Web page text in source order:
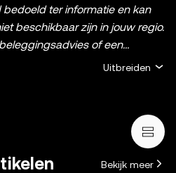
ter informatie en kan
beschikbaar zijn in jouw regio.
of een
een aanbod of verzoek om
crypto en digitale bezittingen,
NFT's, brengt een hoog risico
van je financiële situatie,
Uitbreiden
Bekijk meer